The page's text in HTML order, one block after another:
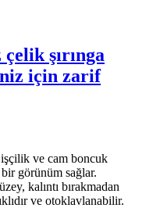
şırınga
için zarif
ve cam boncuk
görünüm sağlar.
kalıntı bırakmadan
ve otoklavlanabilir.